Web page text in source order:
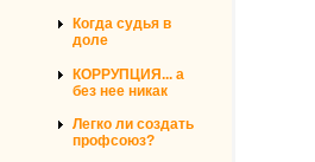
Когда судья в
доле
КОРРУПЦИЯ... а
без нее никак
Легко ли создать
профсоюз?